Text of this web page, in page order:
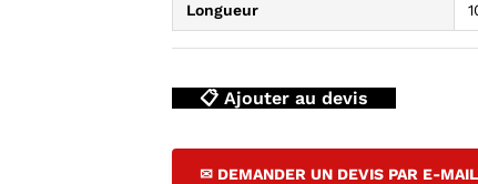
Longueur
📋 Ajouter au devis
✉ DEMANDER UN DEVIS PAR E-MAIL